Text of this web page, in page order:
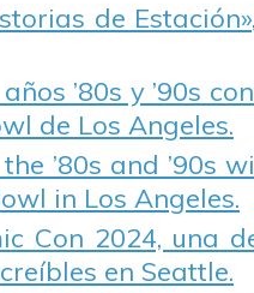
de
’80s y ’90s
de Los Angeles.
’80s and ’90s
in Los Angeles.
Con 2024, una
en Seattle.